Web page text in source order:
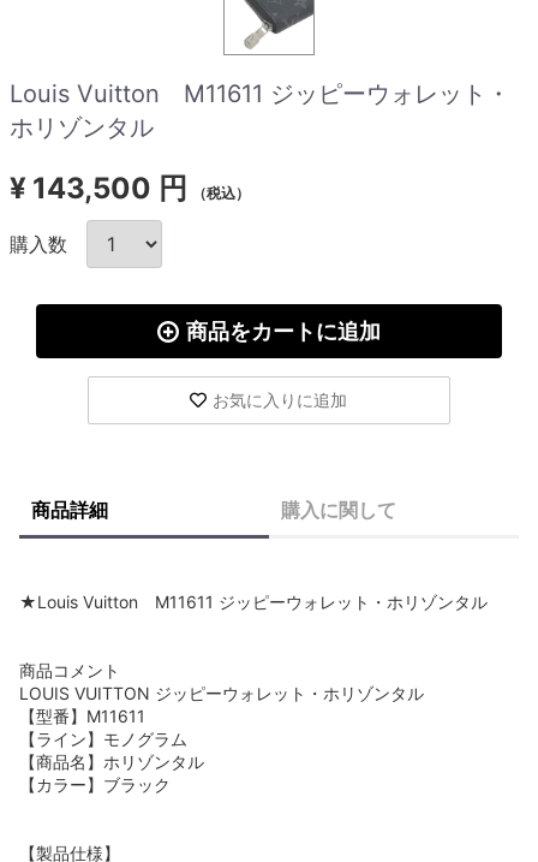
Louis Vuitton M11611 ジッピーウォレット・
ホリゾンタル
¥ 143,500 円 （税込）
購入数
商品をカートに追加
お気に入りに追加
商品詳細 購入に関して
★Louis Vuitton M11611 ジッピーウォレット・ホリゾンタル
商品コメント
LOUIS VUITTON ジッピーウォレット・ホリゾンタル
【型番】M11611
【ライン】モノグラム
【商品名】ホリゾンタル
【カラー】ブラック
【製品仕様】